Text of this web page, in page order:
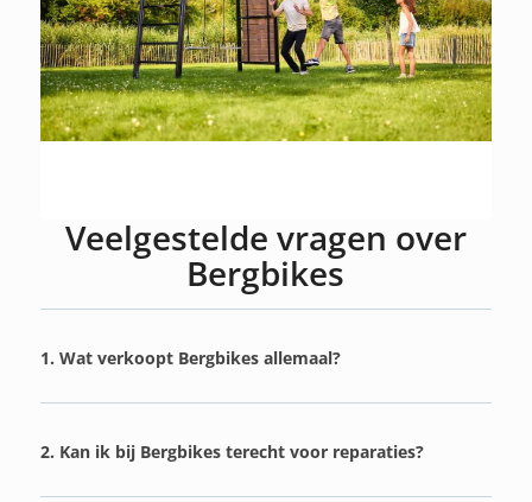
Veelgestelde vragen over
Bergbikes
1. Wat verkoopt Bergbikes allemaal?
2. Kan ik bij Bergbikes terecht voor reparaties?